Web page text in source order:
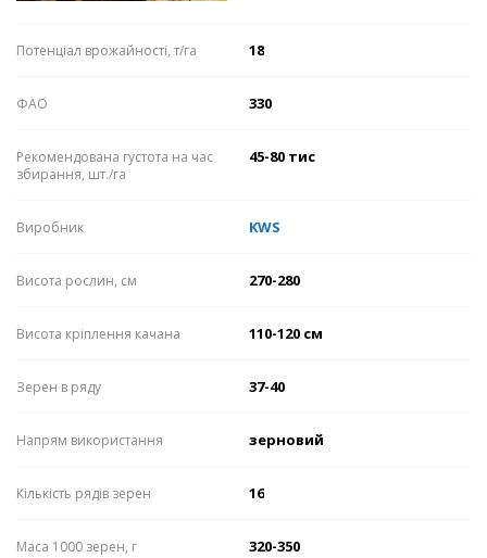
Потенціал врожайності, т/га 18
ФАО 330
Рекомендована густота на час
збирання, шт./га
45-80 тис
Виробник KWS
Висота рослин, см 270-280
Висота кріплення качана 110-120 см
Зерен в ряду 37-40
Напрям використання зерновий
Кількість рядів зерен 16
Маса 1000 зерен, г 320-350